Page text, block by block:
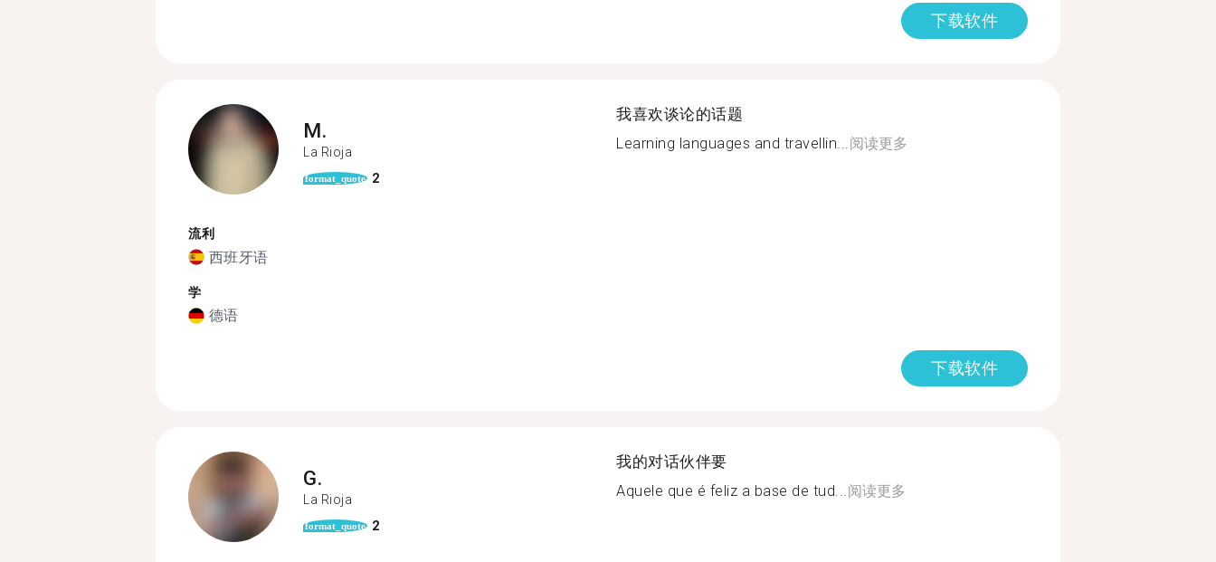
下载软件
M.
La Rioja
format_quote 2
流利
西班牙语
学
德语
我喜欢谈论的话题
Learning languages and travellin...阅读更多
下载软件
G.
La Rioja
format_quote 2
我的对话伙伴要
Aquele que é feliz a base de tud...阅读更多